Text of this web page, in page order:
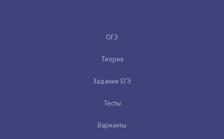
ОГЭ
Теория
Задания ЕГЭ
Тесты
Варианты